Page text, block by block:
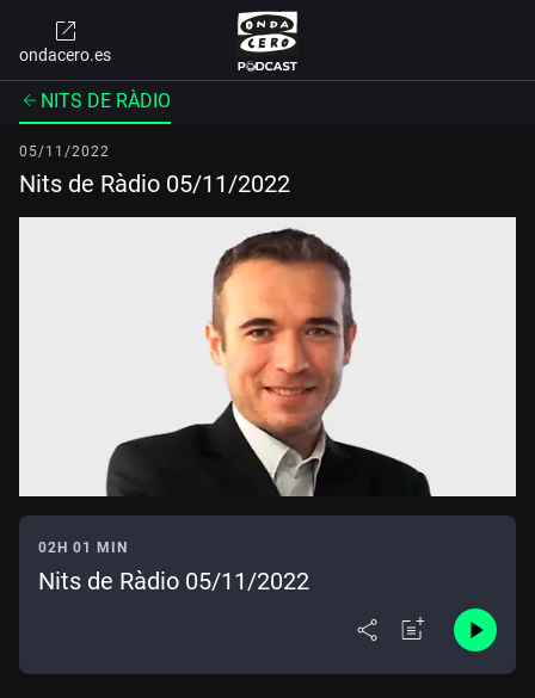
ondacero.es
NITS DE RÀDIO
05/11/2022
Nits de Ràdio 05/11/2022
02H 01 MIN
Nits de Ràdio 05/11/2022